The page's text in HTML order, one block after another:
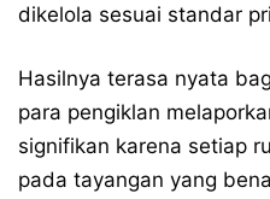
dikelola sesuai standar
Hasilnya terasa nyata
para pengiklan
signifikan karena setiap
pada tayangan yang